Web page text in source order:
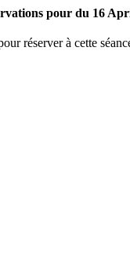
pour du 16
réserver à cette